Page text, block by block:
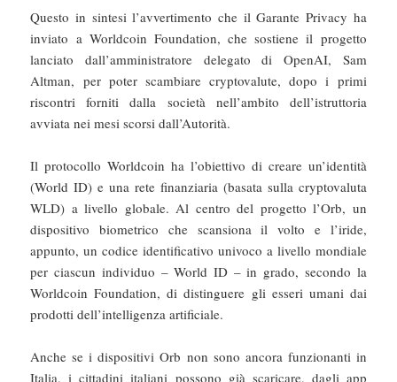
Questo in sintesi l’avvertimento che il Garante Privacy ha
inviato a Worldcoin Foundation, che sostiene il progetto
lanciato dall’amministratore delegato di OpenAI, Sam
Altman, per poter scambiare cryptovalute, dopo i primi
riscontri forniti dalla società nell’ambito dell’istruttoria
avviata nei mesi scorsi dall’Autorità.
Il protocollo Worldcoin ha l’obiettivo di creare un’identità
(World ID) e una rete finanziaria (basata sulla cryptovaluta
WLD) a livello globale. Al centro del progetto l’Orb, un
dispositivo biometrico che scansiona il volto e l’iride,
appunto, un codice identificativo univoco a livello mondiale
per ciascun individuo – World ID – in grado, secondo la
Worldcoin Foundation, di distinguere gli esseri umani dai
prodotti dell’intelligenza artificiale.
Anche se i dispositivi Orb non sono ancora funzionanti in
Italia, i cittadini italiani possono già scaricare, dagli app